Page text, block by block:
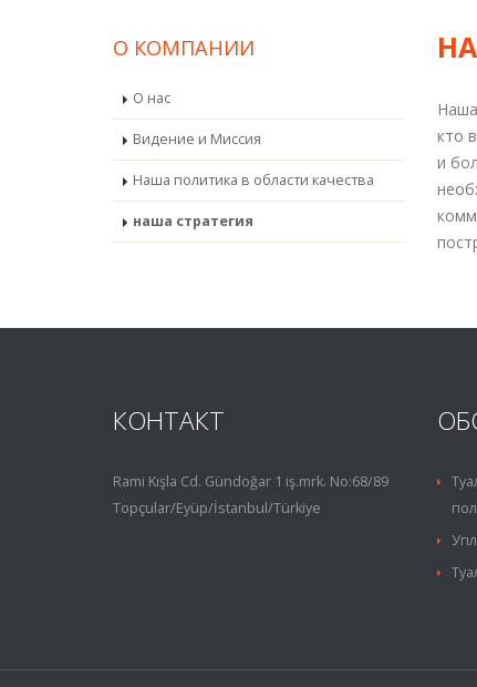
О КОМПАНИИ
О нас
Видение и Миссия
Наша политика в области качества
наша стратегия
кто
и
КОНТАКТ
Rami Kışla Cd. Gündoğar 1 iş.mrk. No:68/89
Topçular/Eyüp/İstanbul/Türkiye